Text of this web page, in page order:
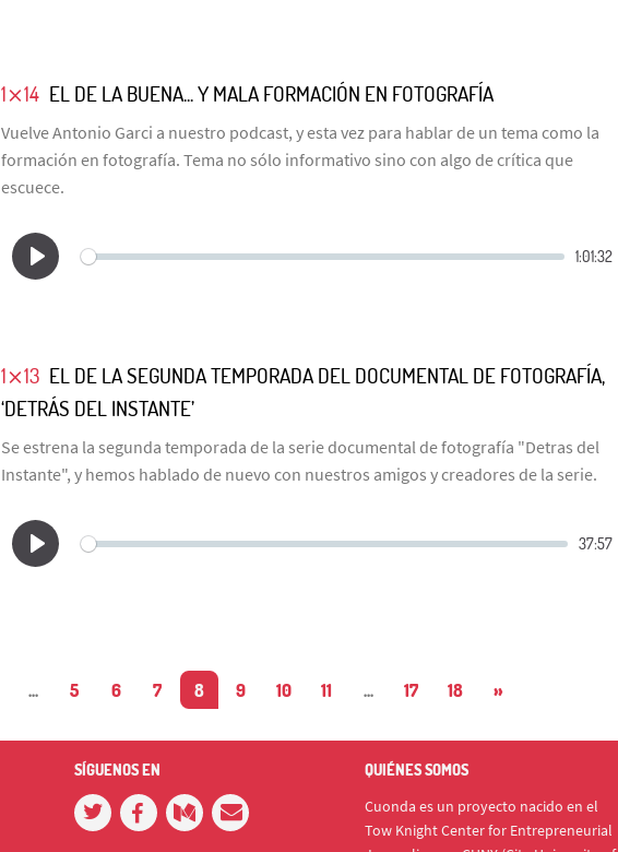
1⨯14 EL DE LA BUENA... Y MALA FORMACIÓN EN FOTOGRAFÍA
Vuelve Antonio Garci a nuestro podcast, y esta vez para hablar de un tema como la
formación en fotografía. Tema no sólo informativo sino con algo de crítica que
escuece.
1⨯13 EL DE LA SEGUNDA TEMPORADA DEL DOCUMENTAL DE FOTOGRAFÍA,
‘DETRÁS DEL INSTANTE’
Se estrena la segunda temporada de la serie documental de fotografía "Detras del
Instante", y hemos hablado de nuevo con nuestros amigos y creadores de la serie.
... 5 6 7 8 9 10 11 ... 17 18 »
SÍGUENOS EN QUIÉNES SOMOS
Cuonda es un proyecto nacido en el
Tow Knight Center for Entrepreneurial